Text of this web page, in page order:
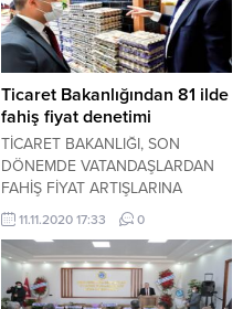
Ticaret Bakanlığından 81 ilde
fahiş fiyat denetimi
TİCARET BAKANLIĞI, SON
DÖNEMDE VATANDAŞLARDAN
FAHİŞ FİYAT ARTIŞLARINA
YÖNELİK ŞİKAYET BAŞVURULARI
ÜZERİNE TÜRKİYE GENELİNDE
BAŞTA GIDA VE TEMEL TÜKETİM
ÜRÜNLERİNDE OLMAK ÜZERE
SAHA DENETİMLERİNİ ARTIRDI.
11.11.2020 17:33 0